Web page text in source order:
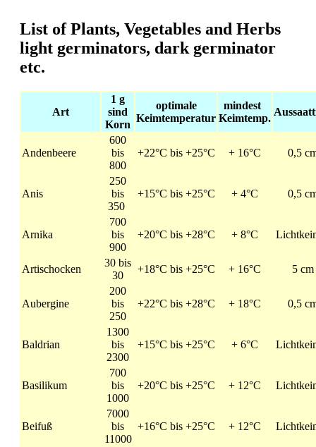
List of Plants, Vegetables and Herbs
light germinators, dark germinator
etc.
Art
1 g
sind
Korn
optimale
Keimtemperatur
mindest
Keimtemp.
Andenbeere
600
bis
800
+22°C bis +25°C + 16°C 0,5
Anis
250
bis
350
+15°C bis +25°C + 4°C 0,5
Arnika
700
bis
900
+20°C bis +28°C + 8°C
Artischocken
30 bis
30
+18°C bis +25°C + 16°C 5 cm
Aubergine
200
bis
250
+22°C bis +28°C + 18°C 0,5
Baldrian
1300
bis
2300
+15°C bis +25°C + 6°C
Basilikum
700
bis
1000
+20°C bis +25°C + 12°C
Beifuß
7000
bis
11000
+16°C bis +25°C + 12°C